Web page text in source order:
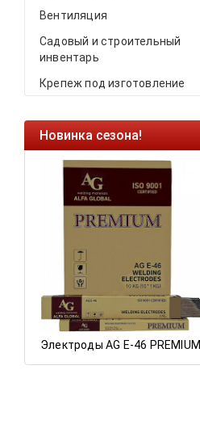
Вентиляция
Садовый и строительный
инвентарь
Крепеж под изготовление
Новинка сезона!
Электроды AG E-46 PREMIUM